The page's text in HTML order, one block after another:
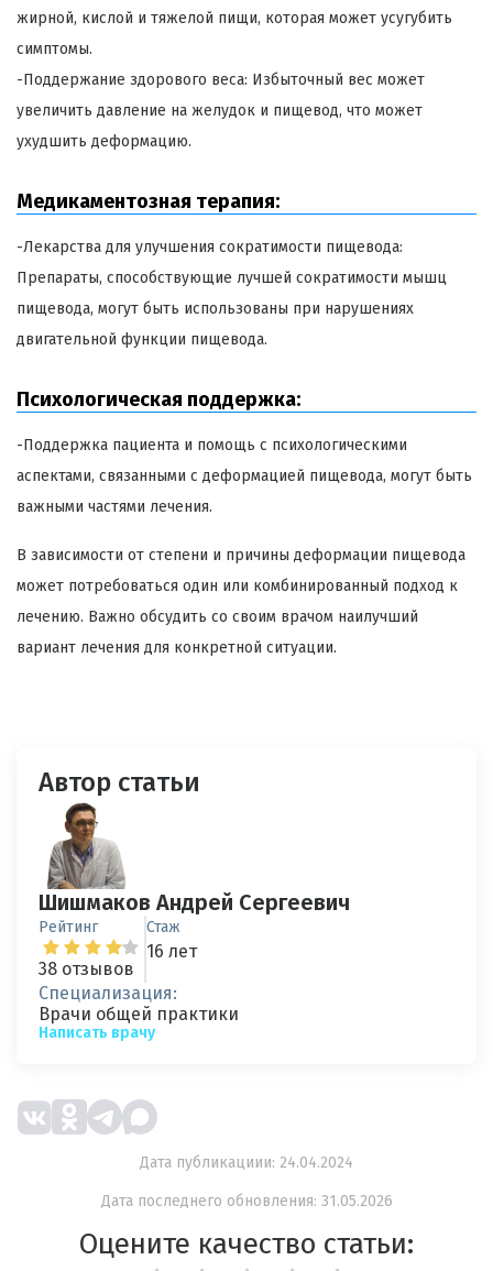
жирной, кислой и тяжелой пищи, которая может усугубить
симптомы.
-Поддержание здорового веса: Избыточный вес может
увеличить давление на желудок и пищевод, что может
ухудшить деформацию.
Медикаментозная терапия:
-Лекарства для улучшения сократимости пищевода:
Препараты, способствующие лучшей сократимости мышц
пищевода, могут быть использованы при нарушениях
двигательной функции пищевода.
Психологическая поддержка:
-Поддержка пациента и помощь с психологическими
аспектами, связанными с деформацией пищевода, могут быть
важными частями лечения.
В зависимости от степени и причины деформации пищевода
может потребоваться один или комбинированный подход к
лечению. Важно обсудить со своим врачом наилучший
вариант лечения для конкретной ситуации.
Автор статьи
Шишмаков Андрей Сергеевич
Рейтинг
38 отзывов
Стаж
16 лет
Специализация:
Врачи общей практики
Написать врачу
Дата публикациии: 24.04.2024
Дата последнего обновления: 31.05.2026
Оцените качество статьи: